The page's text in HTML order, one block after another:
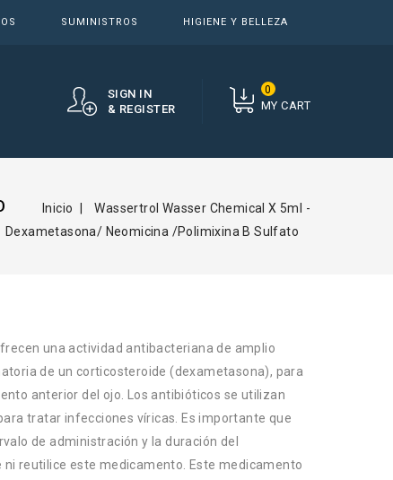
SUMINISTROS HIGIENE Y BELLEZA
MY CART
0
SIGN IN
& REGISTER
Inicio
Wassertrol Wasser Chemical X 5ml -
Dexametasona/ Neomicina /Polimixina B Sulfato
una actividad antibacteriana de amplio
de un corticosteroide (dexametasona), para
anterior del ojo. Los antibióticos se utilizan
tratar infecciones víricas. Es importante que
de administración y la duración del
reutilice este medicamento. Este medicamento